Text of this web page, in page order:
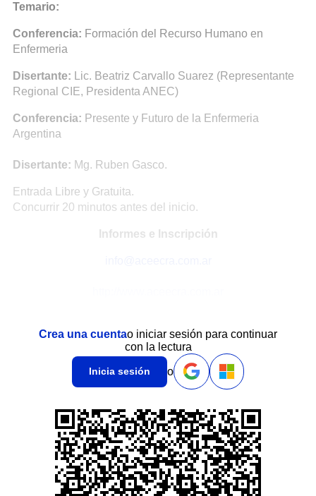
Temario:
Conferencia: Formación del Recurso Humano en
Enfermeria
Disertante: Lic. Beatriz Carvallo Suarez (Representante
Regional CIE, Presidenta ANEC)
Conferencia: Presente y Futuro de la Enfermeria
Argentina
Disertante: Mg. Ruben Gasco.
Entrada Libre y Gratuita.
Concurrir 20 minutos antes del inicio.
Informes e Inscripción
Crea una cuentao iniciar sesión para continuar
con la lectura
Inicia sesión o